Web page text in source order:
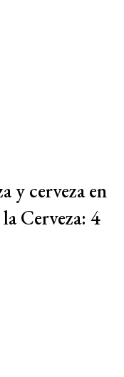
y cerveza en
Cerveza: 4